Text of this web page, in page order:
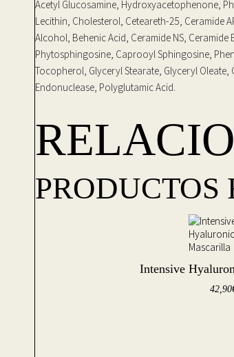
Acetyl Glucosamine, Hydroxyacetophenone,
Lecithin, Cholesterol, Ceteareth-25, Ceramide
Alcohol, Behenic Acid, Ceramide NS, Ceramide
Phytosphingosine, Caprooyl Sphingosine,
Tocopherol, Glyceryl Stearate, Glyceryl Oleate,
Endonuclease, Polyglutamic Acid.
Intensive
42,90